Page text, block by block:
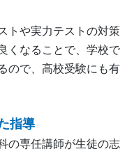
トや実力テストの対策
くなることで、学校で
ので、高校受験にも有
指導
の専任講師が生徒の志